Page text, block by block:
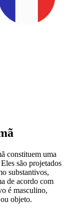
constituem uma
são projetados
substantivos,
de acordo com
é masculino,
objeto.